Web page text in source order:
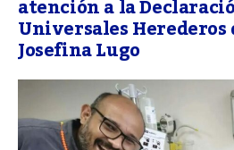
atención a la
Universales
Josefina Lugo